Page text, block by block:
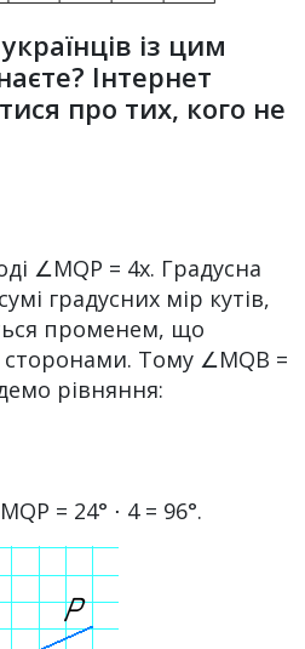
із цим
Інтернет
про тих, кого не
∠MQP = 4х. Градусна
градусних мір кутів,
променем, що
Тому ∠MQB =
рівняння:
= 24° ⋅ 4 = 96°.